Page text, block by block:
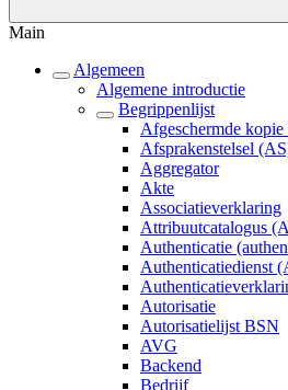
Main
Algemeen
Algemene introductie
Begrippenlijst
Afgeschermde
Afsprakenstelsel
Aggregator
Akte
Associatieverklaring
Attribuutcatalogus
Authenticatie
Authenticatiedienst
Autorisatie
Autorisatielijst BSN
AVG
Backend
Bedrijf